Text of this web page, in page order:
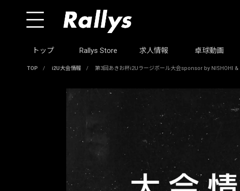
トップ Rallys Store 求人情報 卓球動画
TOP / i2U大会情報 / 第3回あきお杯i2Uラージボール大会sponsor by NISHOHI &